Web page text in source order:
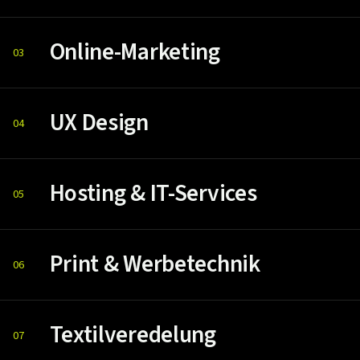
03 Online-Marketing
04 UX Design
05 Hosting & IT-Services
06 Print & Werbetechnik
07 Textilveredelung